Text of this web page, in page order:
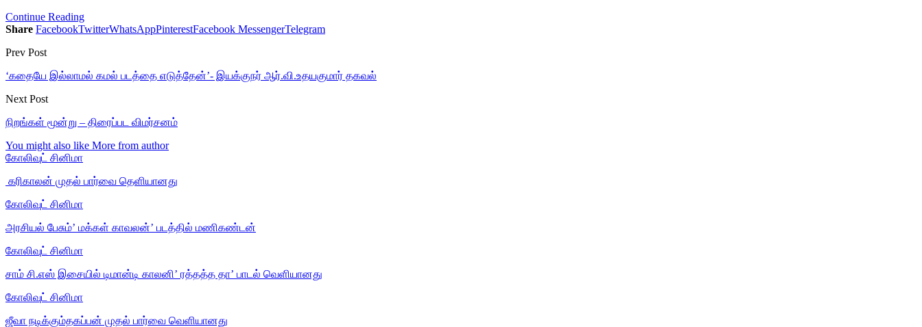
Continue Reading
Share FacebookTwitterWhatsAppPinterestFacebook MessengerTelegram
Prev Post
‘கதையே இல்லாமல் கமல் படத்தை எடுத்தேன்’- இயக்குநர் ஆர்.வி.உதயகுமார் தகவல்
Next Post
நிறங்கள் மூன்று – திரைப்பட விமர்சனம்
You might also like More from author
கோலிவுட் சினிமா
‎ கரிகாலன் முதல் பார்வை தெளியானது
கோலிவுட் சினிமா
அரசியல் பேசும்’ மக்கள் காவலன்’ படத்தில் மணிகண்டன்
கோலிவுட் சினிமா
சாம் சி.எஸ் இசையில் டிமான்டி காலனி’ ரத்தத்த தா’ பாடல் வெளியானது
கோலிவுட் சினிமா
ஜீவா நடிக்கும்தகப்பன் முதல் பார்வை வெளியானது